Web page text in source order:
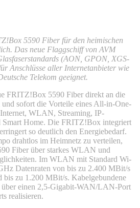
5590 Fiber für den heimischen
Das neue Flaggschiff von AVM
(AON, GPON, XGS-
Anschlüsse aller Internetanbieter wie
Telekom geeignet.
FRITZ!Box 5590 Fiber direkt an die
und sofort die Vorteile eines All-in-One-
WLAN, Streaming, IP-
Smart Home. Die FRITZ!Box integriert
so deutlich den Energiebedarf.
drahtlos im Heimnetz zu verteilen,
Fiber über starkes WLAN und
Im WLAN mit Standard Wi-
Datenraten von bis zu 2.400 MBit/s
zu 1.200 MBit/s. Kabelgebundene
über einen 2,5-Gigabit-WAN/LAN-Port
realisieren.